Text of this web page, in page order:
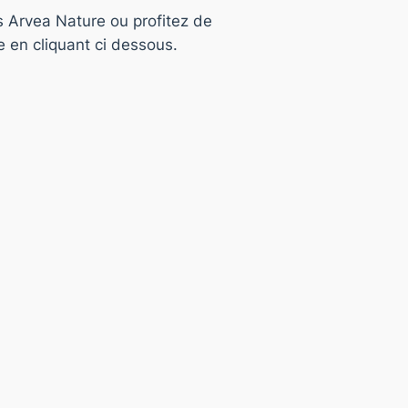
Arvea Nature ou profitez de
en cliquant ci dessous.